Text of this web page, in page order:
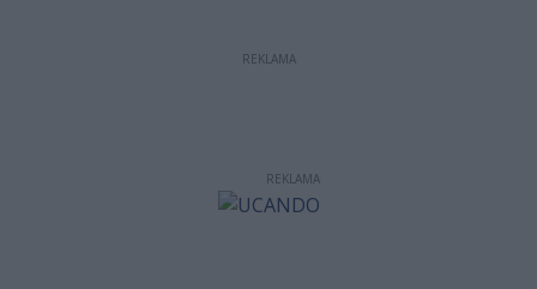
REKLAMA
REKLAMA